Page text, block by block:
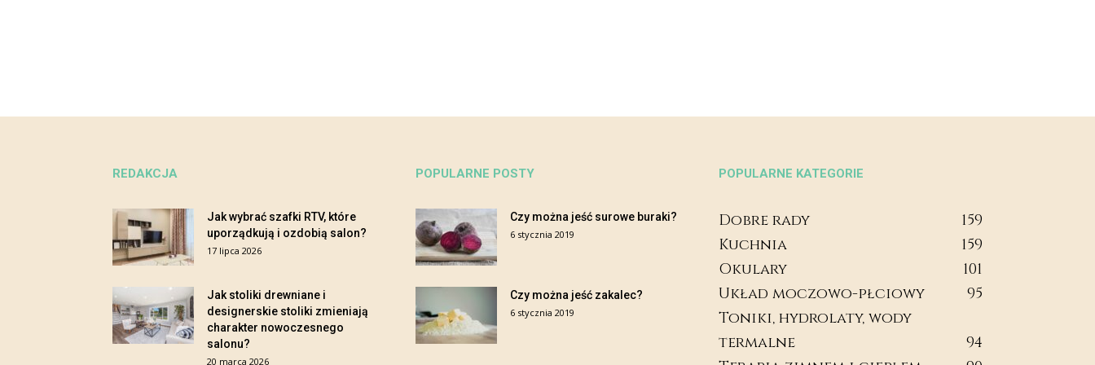
REDAKCJA
Jak wybrać szafki RTV, które
uporządkują i ozdobią salon?
17 lipca 2026
Jak stoliki drewniane i
designerskie stoliki zmieniają
charakter nowoczesnego
salonu?
20 marca 2026
POPULARNE POSTY
Czy można jeść surowe buraki?
6 stycznia 2019
Czy można jeść zakalec?
6 stycznia 2019
POPULARNE KATEGORIE
Dobre rady
159
Kuchnia
159
Okulary
101
Układ moczowo-płciowy
95
Toniki, hydrolaty, wody
termalne
94